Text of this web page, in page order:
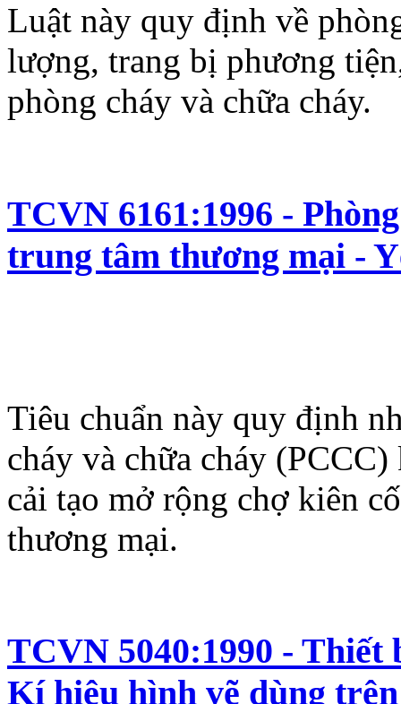
Luật này quy định về
lượng, trang bị phương
phòng cháy và chữa cháy.
TCVN 6161:1996 -
trung tâm thương mại -
Tiêu chuẩn này quy định
cháy và chữa cháy
cải tạo mở rộng chợ kiên
thương mại.
TCVN 5040:1990 - Thiết
Kí hiệu hình vẽ dùng